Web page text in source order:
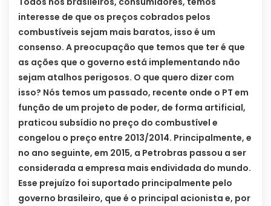
interesse de que os preços cobrados pelos
combustíveis sejam mais baratos, isso é um
consenso. A preocupação que temos que ter é que
as ações que o governo está implementando não
sejam atalhos perigosos. O que quero dizer com
isso? Nós temos um passado, recente onde o PT em
função de um projeto de poder, de forma artificial,
praticou subsídio no preço do combustível e
congelou o preço entre 2013/2014. Principalmente, e
no ano seguinte, em 2015, a Petrobras passou a ser
considerada a empresa mais endividada do mundo.
Esse prejuízo foi suportado principalmente pelo
governo brasileiro, que é o principal acionista e, por